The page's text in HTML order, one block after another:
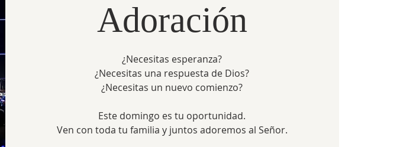
Adoración
¿Necesitas esperanza?
¿Necesitas una respuesta de Dios?
¿Necesitas un nuevo comienzo?
Este domingo es tu oportunidad.
Ven con toda tu familia y juntos adoremos al Señor.